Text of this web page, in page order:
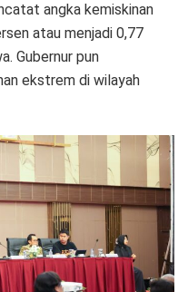
angka kemiskinan
atau menjadi 0,77
Gubernur pun
ekstrem di wilayah